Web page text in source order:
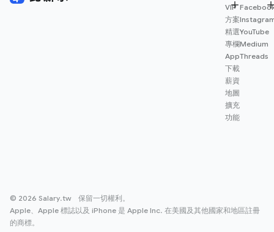
VIP
方案
精選
專欄
App
下載
薪資
地圖
擴充
功能
YouTube
Medium
Threads
© 2026 Salary.tw 保留一切權利。
Apple、Apple 標誌以及 iPhone 是 Apple Inc. 在美國及其他國家和地區註冊
的商標。